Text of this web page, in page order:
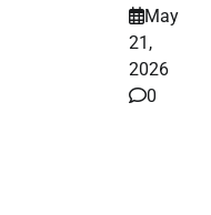
May
21,
2026
0